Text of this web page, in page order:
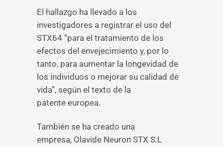
El hallazgo ha llevado a los
investigadores a registrar el uso del
STX64 “para el tratamiento de los
efectos del envejecimiento y, por lo
tanto, para aumentar la longevidad de
los individuos o mejorar su calidad de
vida”, según el texto de la
patente europea.
También se ha creado una
empresa, Olavide Neuron STX S.L